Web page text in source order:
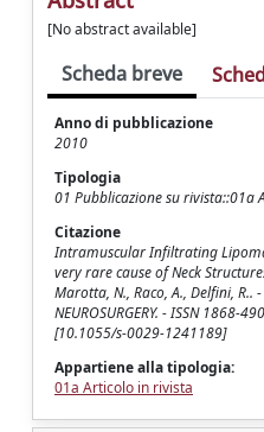
[No abstract available]
Scheda breve
Anno di pubblicazione
2010
Tipologia
01 Pubblicazione su rivista::01a
Citazione
Intramuscular Infiltrating
very rare cause of Neck
Marotta, N., Raco, A., Delfini, R.. -
NEUROSURGERY. - ISSN 1868-
[10.1055/s-0029-1241189]
Appartiene alla tipologia:
01a Articolo in rivista